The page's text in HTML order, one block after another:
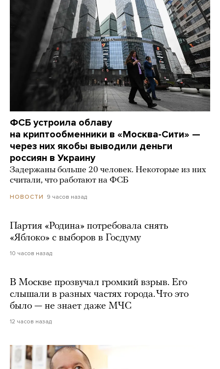
ФСБ устроила облаву
на криптообменники в «Москва-Сити» —
через них якобы выводили деньги
россиян в Украину
Задержаны больше 20 человек. Некоторые из них
считали, что работают на ФСБ
НОВОСТИ 9 часов назад
Партия «Родина» потребовала снять
«Яблоко» с выборов в Госдуму
10 часов назад
В Москве прозвучал громкий взрыв. Его
слышали в разных частях города. Что это
было — не знает даже МЧС
12 часов назад